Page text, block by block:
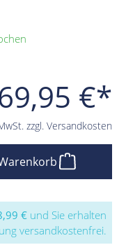
€*
zzgl. Versandkosten
€ und Sie erhalten
versandkostenfrei.